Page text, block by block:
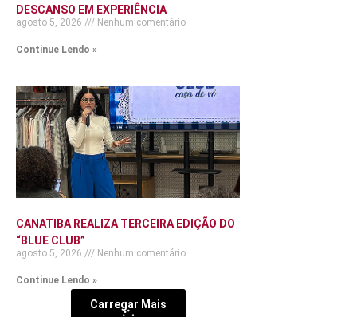
DESCANSO EM EXPERIÊNCIA
agosto 5, 2026 Nenhum comentário
Continue Lendo »
CANATIBA REALIZA TERCEIRA EDIÇÃO DO
“BLUE CLUB”
agosto 5, 2026 Nenhum comentário
Continue Lendo »
Carregar Mais